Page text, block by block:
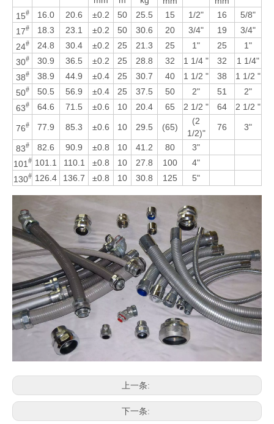
15# 16.0 20.6 ±0.2 50 25.5 15 1/2" 16
5/8"
17# 18.3 23.1 ±0.2 50 30.6 20 3/4" 19
3/4"
24# 24.8 30.4 ±0.2 25 21.3 25 1" 25
1"
30# 30.9 36.5 ±0.2 25 28.8 32 1 1/4 " 32
1 1/4"
38# 38.9 44.9 ±0.4 25 30.7 40 1 1/2 " 38
1 1/2 "
50# 50.5 56.9 ±0.4 25 37.5 50 2" 51
2"
63# 64.6 71.5 ±0.6 10 20.4 65 2 1/2 " 64 2 1/2 "
76# 77.9 85.3 ±0.6 10 29.5 (65)
(2
1/2)"
76 3"
83# 82.6 90.9 ±0.8 10 41.2 80
3"
101 # 101.1 110.1 ±0.8 10 27.8 100
4"
130# 126.4 136.7 ±0.8 10 30.8 125 5"
上一条:
下一条: